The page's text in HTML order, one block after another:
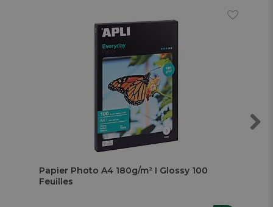
Papier Photo A4 180g/m² I Glossy 100
Feuilles